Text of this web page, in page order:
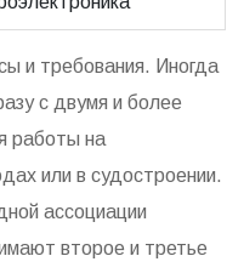
и требования. Иногда
с двумя и более
работы на
или в судостроении.
ассоциации
второе и третье